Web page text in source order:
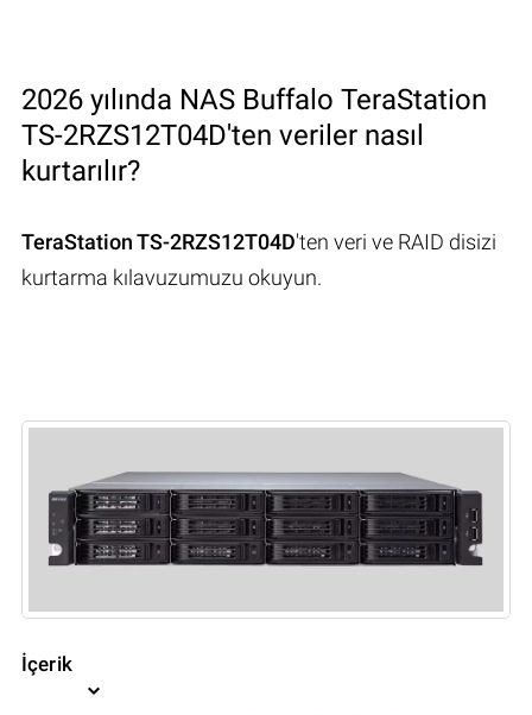
2026 yılında NAS Buffalo TeraStation
TS-2RZS12T04D'ten veriler nasıl
kurtarılır?
TeraStation TS-2RZS12T04D'ten veri ve RAID disizi
kurtarma kılavuzumuzu okuyun.
İçerik